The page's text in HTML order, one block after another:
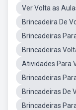
Ver Volta as
Brincadeira De
Brincadeiras
Brincadeiras
Atividades Para
Brincadeiras
Brincadeiras De
Brincadeiras